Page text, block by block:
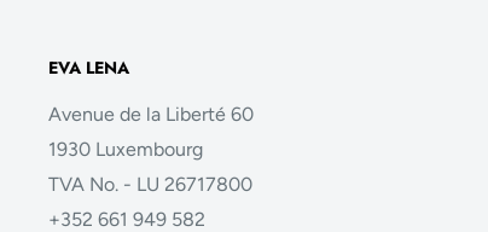
EVA LENA
Avenue de la Liberté 60
1930 Luxembourg
TVA No. - LU 26717800
+352 661 949 582